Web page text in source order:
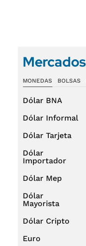
Mercados
MONEDAS BOLSAS
Dólar BNA
Dólar Informal
Dólar Tarjeta
Dólar
Importador
Dólar Mep
Dólar
Mayorista
Dólar Cripto
Euro